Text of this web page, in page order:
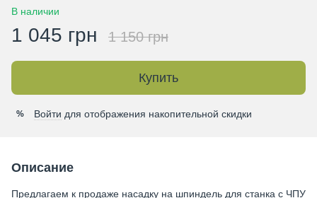
В наличии
1 045 грн 1 150 грн
Купить
% Войти для отображения накопительной скидки
Описание
Предлагаем к продаже насадку на шпиндель для станка с ЧПУ